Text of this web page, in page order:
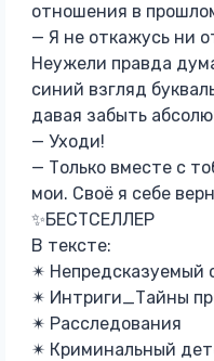
отношения в
— Я не откажусь ни
Неужели правда
синий взгляд
давая забыть
— Уходи!
— Только вместе с
мои. Своё я себе
✨БЕСТСЕЛЛЕР
В тексте:
✴︎ Непредсказуемый
✴︎ Интриги_Тайны
✴︎ Расследования
✴︎ Криминальный